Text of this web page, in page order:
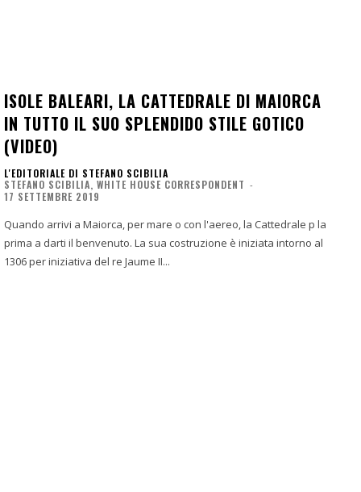
ISOLE BALEARI, LA CATTEDRALE DI MAIORCA
IN TUTTO IL SUO SPLENDIDO STILE GOTICO
(VIDEO)
L'EDITORIALE DI STEFANO SCIBILIA
STEFANO SCIBILIA, WHITE HOUSE CORRESPONDENT -
17 SETTEMBRE 2019
Quando arrivi a Maiorca, per mare o con l'aereo, la Cattedrale p la
prima a darti il benvenuto. La sua costruzione è iniziata intorno al
1306 per iniziativa del re Jaume II...